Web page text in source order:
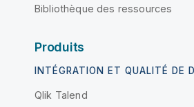
Bibliothèque des ressources
Produits
INTÉGRATION ET QUALITÉ DE
Qlik Talend